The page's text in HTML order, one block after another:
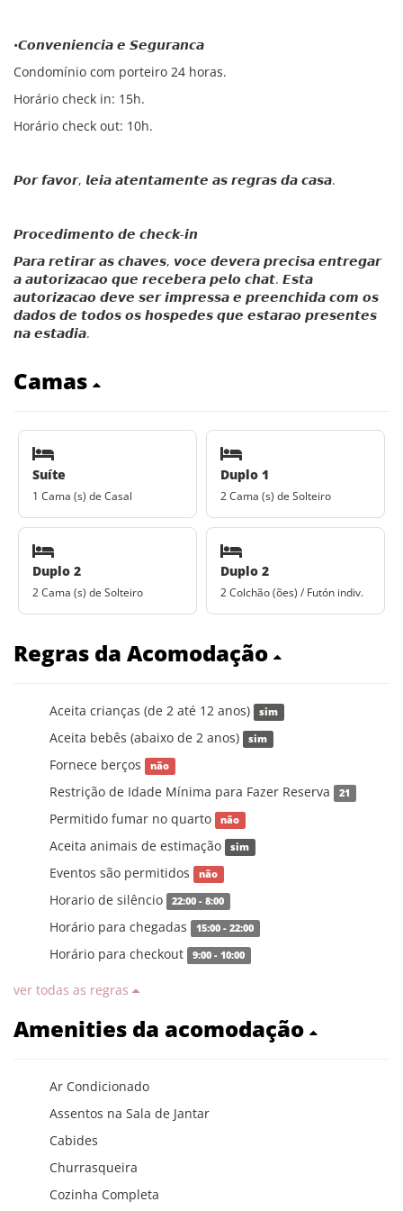
•𝘾𝙤𝙣𝙫𝙚𝙣𝙞𝙚𝙣𝙘𝙞𝙖 𝙚 𝙎𝙚𝙜𝙪𝙧𝙖𝙣𝙘𝙖
Condomínio com porteiro 24 horas.
Horário check in: 15h.
Horário check out: 10h.
𝙋𝙤𝙧 𝙛𝙖𝙫𝙤𝙧, 𝙡𝙚𝙞𝙖 𝙖𝙩𝙚𝙣𝙩𝙖𝙢𝙚𝙣𝙩𝙚 𝙖𝙨 𝙧𝙚𝙜𝙧𝙖𝙨 𝙙𝙖 𝙘𝙖𝙨𝙖.
𝙋𝙧𝙤𝙘𝙚𝙙𝙞𝙢𝙚𝙣𝙩𝙤 𝙙𝙚 𝙘𝙝𝙚𝙘𝙠-𝙞𝙣
𝙋𝙖𝙧𝙖 𝙧𝙚𝙩𝙞𝙧𝙖𝙧 𝙖𝙨 𝙘𝙝𝙖𝙫𝙚𝙨, 𝙫𝙤𝙘𝙚 𝙙𝙚𝙫𝙚𝙧𝙖 𝙥𝙧𝙚𝙘𝙞𝙨𝙖 𝙚𝙣𝙩𝙧𝙚𝙜𝙖𝙧
𝙖 𝙖𝙪𝙩𝙤𝙧𝙞𝙯𝙖𝙘𝙖𝙤 𝙦𝙪𝙚 𝙧𝙚𝙘𝙚𝙗𝙚𝙧𝙖 𝙥𝙚𝙡𝙤 𝙘𝙝𝙖𝙩. 𝙀𝙨𝙩𝙖
𝙖𝙪𝙩𝙤𝙧𝙞𝙯𝙖𝙘𝙖𝙤 𝙙𝙚𝙫𝙚 𝙨𝙚𝙧 𝙞𝙢𝙥𝙧𝙚𝙨𝙨𝙖 𝙚 𝙥𝙧𝙚𝙚𝙣𝙘𝙝𝙞𝙙𝙖 𝙘𝙤𝙢 𝙤𝙨
𝙙𝙖𝙙𝙤𝙨 𝙙𝙚 𝙩𝙤𝙙𝙤𝙨 𝙤𝙨 𝙝𝙤𝙨𝙥𝙚𝙙𝙚𝙨 𝙦𝙪𝙚 𝙚𝙨𝙩𝙖𝙧𝙖𝙤 𝙥𝙧𝙚𝙨𝙚𝙣𝙩𝙚𝙨
𝙣𝙖 𝙚𝙨𝙩𝙖𝙙𝙞𝙖.
Camas
Suíte
1 Cama (s) de Casal
Duplo 1
2 Cama (s) de Solteiro
Duplo 2
2 Cama (s) de Solteiro
Duplo 2
2 Colchão (ões) / Futón indiv.
Regras da Acomodação
Aceita crianças (de 2 até 12 anos) sim
Aceita bebês (abaixo de 2 anos) sim
Fornece berços não
Restrição de Idade Mínima para Fazer Reserva 21
Permitido fumar no quarto não
Aceita animais de estimação sim
Eventos são permitidos não
Horario de silêncio 22:00 - 8:00
Horário para chegadas 15:00 - 22:00
Horário para checkout 9:00 - 10:00
ver todas as regras
Amenities da acomodação
Ar Condicionado
Assentos na Sala de Jantar
Cabides
Churrasqueira
Cozinha Completa